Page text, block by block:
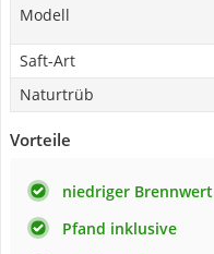
Modell
Saft-Art
Naturtrüb
Vorteile
niedriger Brennwert
Pfand inklusive